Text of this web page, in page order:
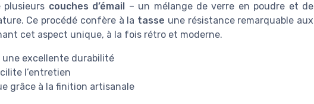
couches d’émail
– un mélange de verre en poudre et de
Ce procédé confère à la tasse une résistance remarquable aux
cet aspect unique, à la fois rétro et moderne.
une excellente durabilité
l’entretien
grâce à la finition artisanale